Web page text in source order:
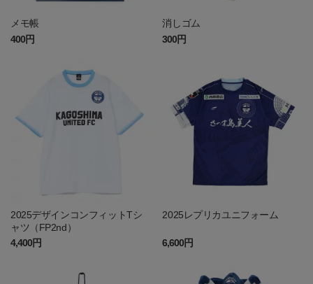
メモ帳
400円
消しゴム
300円
2025デザインコンフィットTシ
ャツ（FP2nd）
4,400円
2025レプリカユニフォーム
6,600円